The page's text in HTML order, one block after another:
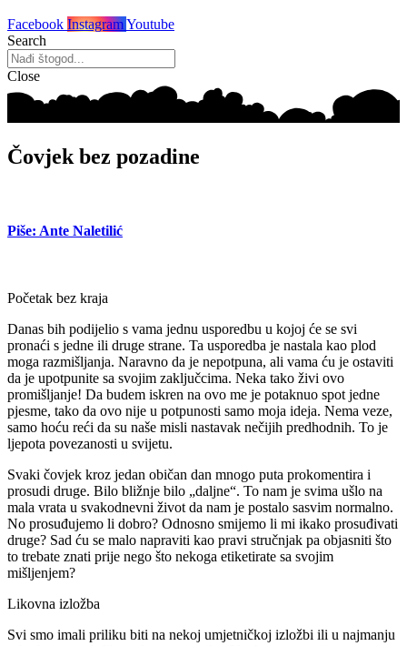
Facebook InstagramYoutube
Search
Close
Čovjek bez pozadine
Piše: Ante Naletilić
Početak bez kraja
Danas bih podijelio s vama jednu usporedbu u kojoj će se svi
pronaći s jedne ili druge strane. Ta usporedba je nastala kao plod
moga razmišljanja. Naravno da je nepotpuna, ali vama ću je ostaviti
da je upotpunite sa svojim zaključcima. Neka tako živi ovo
promišljanje! Da budem iskren na ovo me je potaknuo spot jedne
pjesme, tako da ovo nije u potpunosti samo moja ideja. Nema veze,
samo hoću reći da su naše misli nastavak nečijih predhodnih. To je
ljepota povezanosti u svijetu.
Svaki čovjek kroz jedan običan dan mnogo puta prokomentira i
prosudi druge. Bilo bližnje bilo „daljne“. To nam je svima ušlo na
mala vrata u svakodnevni život da nam je postalo sasvim normalno.
No prosuđujemo li dobro? Odnosno smijemo li mi ikako prosuđivati
druge? Sad ću se malo napraviti kao pravi stručnjak pa objasniti što
to trebate znati prije nego što nekoga etiketirate sa svojim
mišljenjem?
Likovna izložba
Svi smo imali priliku biti na nekoj umjetničkoj izložbi ili u najmanju